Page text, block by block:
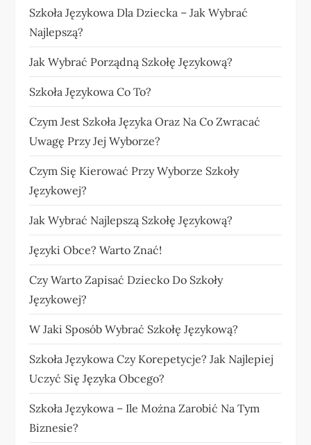
Szkoła Językowa Dla Dziecka – Jak Wybrać
Najlepszą?
Jak Wybrać Porządną Szkołę Językową?
Szkoła Językowa Co To?
Czym Jest Szkoła Języka Oraz Na Co Zwracać
Uwagę Przy Jej Wyborze?
Czym Się Kierować Przy Wyborze Szkoły
Językowej?
Jak Wybrać Najlepszą Szkołę Językową?
Języki Obce? Warto Znać!
Czy Warto Zapisać Dziecko Do Szkoły
Językowej?
W Jaki Sposób Wybrać Szkołę Językową?
Szkoła Językowa Czy Korepetycje? Jak Najlepiej
Uczyć Się Języka Obcego?
Szkoła Językowa – Ile Można Zarobić Na Tym
Biznesie?